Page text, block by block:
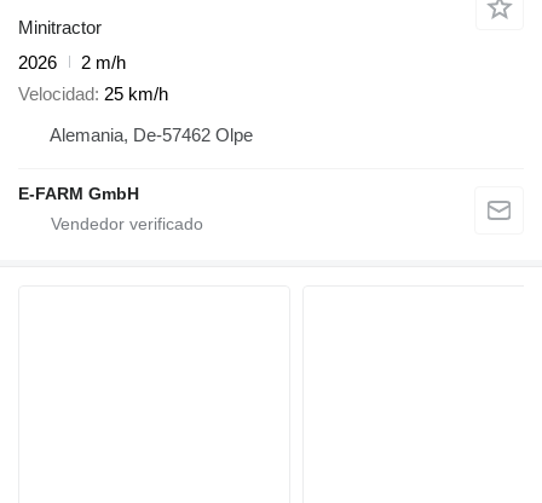
Minitractor
2026
2 m/h
Velocidad 25 km/h
Alemania, De-57462 Olpe
E-FARM GmbH